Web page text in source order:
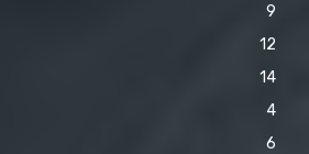
9
12
14
4
6